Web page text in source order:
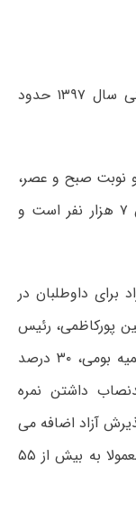
در آزمون کارشناسی ارشد گروه علوم پزشکی سال ۱۳۹۷ حدود
آزمون ۱۴ و ۱۵ تیر در دو نوبت صبح و عصر،
در ۸۱ رشته برگزار می‌شود، ظرفیت پذیرش ۷ هزار نفر است و
برای داوطلبان در
پورکاظمی، رئیس
مرکز سنجش آموزش پزشکی ۳۰ درصد سهمیه بومی، ۳۰ درصد
داشتن نمره
آزاد اضافه می
شود، به همین دلیل ظرفیت پذیرش آزاد معمولا به بیش از ۵۵